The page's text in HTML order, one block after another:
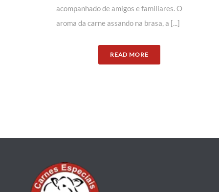
acompanhado de amigos e familiares. O
aroma da carne assando na brasa, a [...]
READ MORE